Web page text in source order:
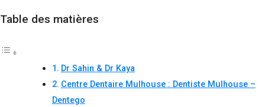
Table des matières
Dr Sahin & Dr Kaya
Centre Dentaire Mulhouse : Dentiste Mulhouse –
Dentego